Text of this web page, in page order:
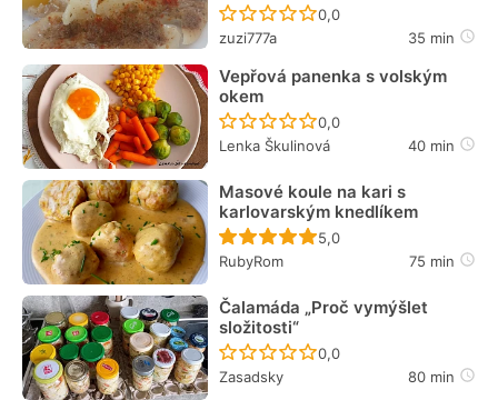
Recept ještě nebyl
0,0
zuzi777a
35 min
Vepřová panenka s volským
okem
Recept ještě nebyl
0,0
Lenka Škulinová
40 min
Masové koule na kari s
karlovarským knedlíkem
Recept ještě nebyl
5,0
RubyRom
75 min
Čalamáda „Proč vymýšlet
složitosti“
Recept ještě nebyl
0,0
Zasadsky
80 min